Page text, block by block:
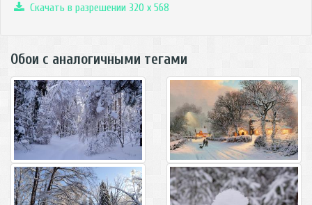
Скачать в разрешении 320 x 568
Обои с аналогичными тегами